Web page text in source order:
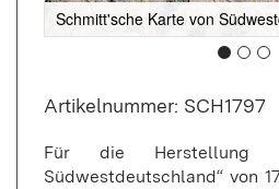
Schmitt'sche Karte von
Artikelnummer: SCH1797
Für die Herstellung
Südwestdeutschland“ von